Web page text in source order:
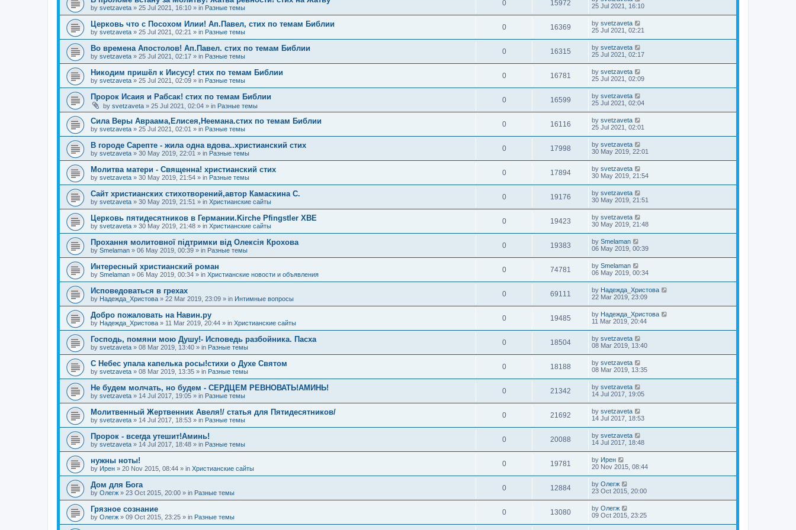
by svetzaveta » 25 Jul 2021, 16:10 » in Разные темы
0 15972
25 Jul 2021, 16:10
Церковь что с Посохом Илии! Ап.Павел, стих по темам Библии
by svetzaveta » 25 Jul 2021, 02:21 » in Разные темы
0 16369 by svetzaveta
25 Jul 2021, 02:21
Во времена Апостолов! Ап.Павел. стих по темам Библии
by svetzaveta » 25 Jul 2021, 02:17 » in Разные темы
0 16315 by svetzaveta
25 Jul 2021, 02:17
Никодим пришёл к Иисусу! стих по темам Библии
by svetzaveta » 25 Jul 2021, 02:09 » in Разные темы
0 16781 by svetzaveta
25 Jul 2021, 02:09
Пророк Исаия и Рабсак! стих по темам Библии
by svetzaveta » 25 Jul 2021, 02:04 » in Разные темы
0 16599 by svetzaveta
25 Jul 2021, 02:04
Сила Веры Авраама,Елисея,Неемана.стих по темам Библии
by svetzaveta » 25 Jul 2021, 02:01 » in Разные темы
0 16116 by svetzaveta
25 Jul 2021, 02:01
В городе Сарепте - жила одна вдова..христианский стих
by svetzaveta » 30 May 2019, 22:01 » in Разные темы
0 17998 by svetzaveta
30 May 2019, 22:01
Молитва матери - Священна! христианский стих
by svetzaveta » 30 May 2019, 21:54 » in Разные темы
0 17894 by svetzaveta
30 May 2019, 21:54
Сайт христианских стихотворений,автор Камаскина С.
by svetzaveta » 30 May 2019, 21:51 » in Христианские сайты
0 19176 by svetzaveta
30 May 2019, 21:51
Церковь пятидесятников в Германии.Kirche Pfingstler ХВЕ
by svetzaveta » 30 May 2019, 21:48 » in Христианские сайты
0 19423 by svetzaveta
30 May 2019, 21:48
Прохання молитовної підтримки від Олексія Крохова
by Smelaman » 06 May 2019, 00:39 » in Разные темы
0 19383 by Smelaman
06 May 2019, 00:39
Интересный христианский роман
by Smelaman » 06 May 2019, 00:34 » in Христианские новости и объявления
0 74781 by Smelaman
06 May 2019, 00:34
Исповедоваться в грехах
by Надежда_Христова » 22 Mar 2019, 23:09 » in Интимные вопросы
0 69111 by Надежда_Христова
22 Mar 2019, 23:09
Добро пожаловать на Навин.ру
by Надежда_Христова » 11 Mar 2019, 20:44 » in Христианские сайты
0 19485 by Надежда_Христова
11 Mar 2019, 20:44
Господь, помяни мою Душу!- Исповедь разбойника. Пасха
by svetzaveta » 08 Mar 2019, 13:40 » in Разные темы
0 18504 by svetzaveta
08 Mar 2019, 13:40
C Небес упала капелька росы!стихи о Духе Святом
by svetzaveta » 08 Mar 2019, 13:35 » in Разные темы
0 18188 by svetzaveta
08 Mar 2019, 13:35
Не будем молчать, но будем - СЕРДЦЕМ РЕВНОВАТЬ!АМИНЬ!
by svetzaveta » 14 Jul 2017, 19:05 » in Разные темы
0 21342 by svetzaveta
14 Jul 2017, 19:05
Молитвенный Жертвенник Авеля!/ статья для Пятидесятников/
by svetzaveta » 14 Jul 2017, 18:53 » in Разные темы
0 21692 by svetzaveta
14 Jul 2017, 18:53
Пророк - всегда утешит!Аминь!
by svetzaveta » 14 Jul 2017, 18:48 » in Разные темы
0 20088 by svetzaveta
14 Jul 2017, 18:48
нужны ноты!
by Ирен » 20 Nov 2015, 08:44 » in Христианские сайты
0 19781 by Ирен
20 Nov 2015, 08:44
Дом для Бога
by Олегж » 23 Oct 2015, 20:00 » in Разные темы
0 12884 by Олегж
23 Oct 2015, 20:00
Грязное сознание
by Олегж » 09 Oct 2015, 23:25 » in Разные темы
0 13080 by Олегж
09 Oct 2015, 23:25